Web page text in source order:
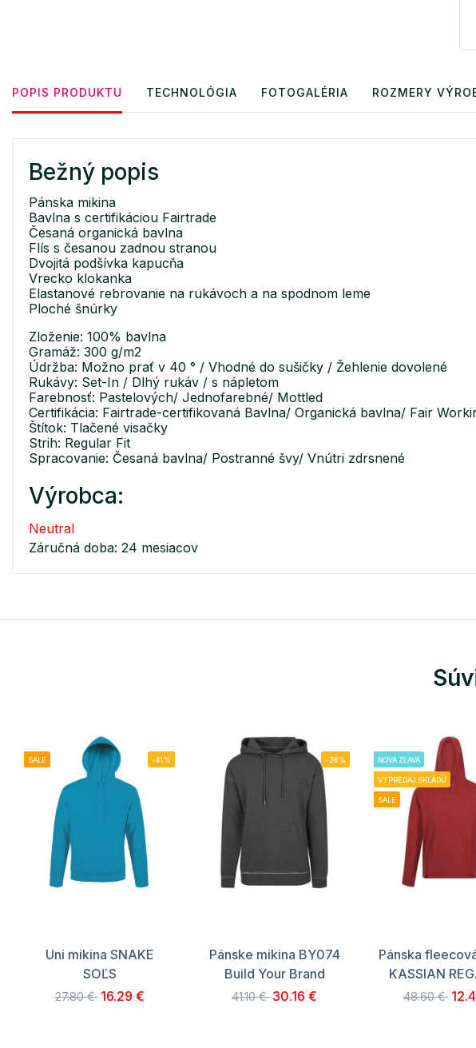
POPIS PRODUKTU TECHNOLÓGIA FOTOGALÉRIA ROZMERY
Bežný popis
Pánska mikina
Bavlna s certifikáciou Fairtrade
Česaná organická bavlna
Flís s česanou zadnou stranou
Dvojitá podšívka kapucňa
Vrecko klokanka
Elastanové rebrovanie na rukávoch a na spodnom leme
Ploché šnúrky
Zloženie: 100% bavlna
Gramáž: 300 g/m2
Údržba: Možno prať v 40 ° / Vhodné do sušičky / Žehlenie dovolené
Rukávy: Set-In / Dlhý rukáv / s nápletom
Farebnosť: Pastelových/ Jednofarebné/ Mottled
Certifikácia: Fairtrade-certifikovaná Bavlna/ Organická bavlna/ Fair
Štítok: Tlačené visačky
Strih: Regular Fit
Spracovanie: Česaná bavlna/ Postranné švy/ Vnútri zdrsnené
Výrobca:
Neutral
Záručná doba: 24 mesiacov
SALE -41%
Uni mikina SNAKE
SOĽS
27.80 € 16.29 €
-26%
Pánske mikina BY074
Build Your Brand
41.10 € 30.16 €
NOVÁ ZĽAVA
VÝPREDAJ SKLADU
SALE
Pánska
KASSIAN
48.60 €